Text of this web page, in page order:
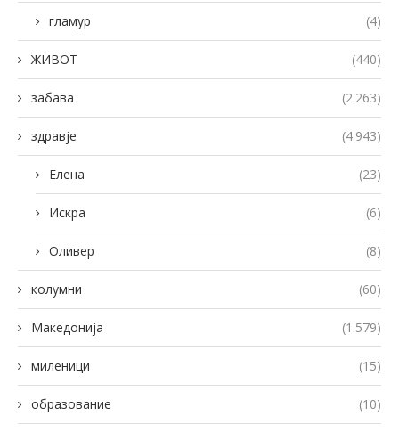
гламур (4)
ЖИВОТ (440)
забава (2.263)
здравје (4.943)
Елена (23)
Искра (6)
Оливер (8)
колумни (60)
Македонија (1.579)
миленици (15)
образование (10)